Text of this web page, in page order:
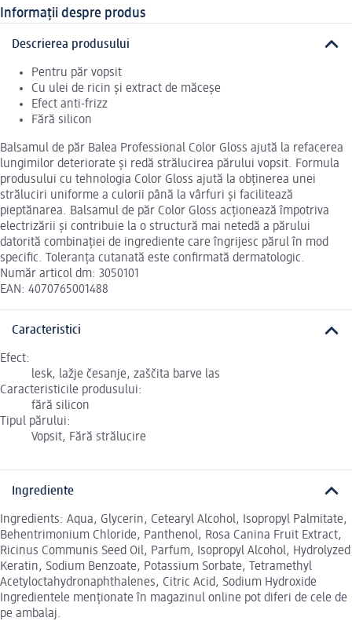
Informații despre produs
Descrierea produsului
Pentru păr vopsit
Cu ulei de ricin și extract de măceșe
Efect anti-frizz
Fără silicon
Balsamul de păr Balea Professional Color Gloss ajută la refacerea
lungimilor deteriorate și redă strălucirea părului vopsit. Formula
produsului cu tehnologia Color Gloss ajută la obținerea unei
străluciri uniforme a culorii până la vârfuri și facilitează
pieptănarea. Balsamul de păr Color Gloss acționează împotriva
electrizării și contribuie la o structură mai netedă a părului
datorită combinației de ingrediente care îngrijesc părul în mod
specific. Toleranța cutanată este confirmată dermatologic.
Număr articol dm: 3050101
EAN: 4070765001488
Caracteristici
Efect:
lesk, lažje česanje, zaščita barve las
Caracteristicile produsului:
fără silicon
Tipul părului:
Vopsit, Fără strălucire
Ingrediente
Ingredients: Aqua, Glycerin, Cetearyl Alcohol, Isopropyl Palmitate,
Behentrimonium Chloride, Panthenol, Rosa Canina Fruit Extract,
Ricinus Communis Seed Oil, Parfum, Isopropyl Alcohol, Hydrolyzed
Keratin, Sodium Benzoate, Potassium Sorbate, Tetramethyl
Acetyloctahydronaphthalenes, Citric Acid, Sodium Hydroxide
Ingredientele menționate în magazinul online pot diferi de cele de
pe ambalaj.